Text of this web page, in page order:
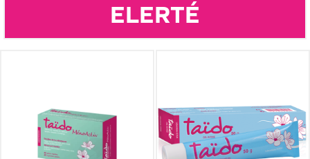
ELERTÉ